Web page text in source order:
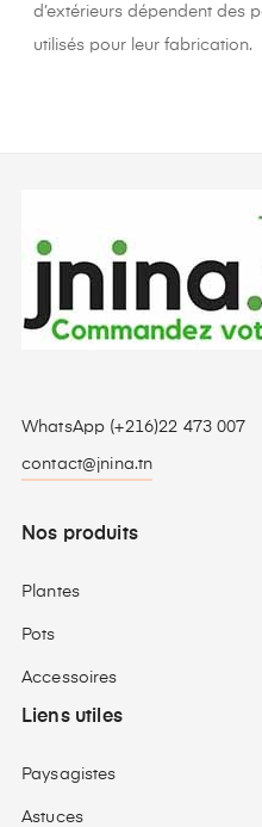
d’extérieurs dépendent des
utilisés pour leur fabrication.
WhatsApp (+216)22 473 007
contact@jnina.tn
Nos produits
Plantes
Pots
Accessoires
Liens utiles
Paysagistes
Astuces